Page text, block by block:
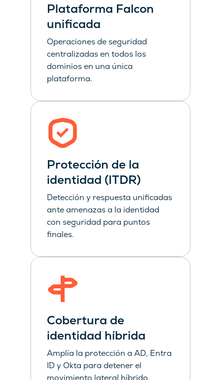
Plataforma Falcon
unificada
Operaciones de seguridad
centralizadas en todos los
dominios en una única
plataforma.
Protección de la
identidad (ITDR)
Detección y respuesta unificadas
ante amenazas a la identidad
con seguridad para puntos
finales.
Cobertura de
identidad híbrida
Amplía la protección a AD, Entra
ID y Okta para detener el
movimiento lateral híbrido.